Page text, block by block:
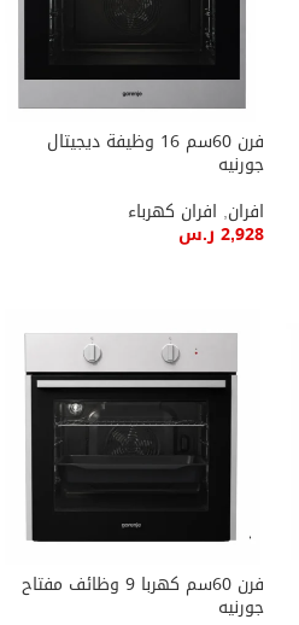
فرن 60سم 16 وظيفة ديجيتال
جورنيه
افران, افران كهرباء
2,928 ر.س
فرن 60سم كهربا 9 وظائف مفتاح
جورنيه